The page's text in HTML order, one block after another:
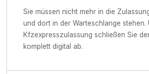
Sie müssen nicht mehr in die
und dort in der Warteschlange stehen.
Kfzexpresszulassung schließen Sie
komplett digital ab.